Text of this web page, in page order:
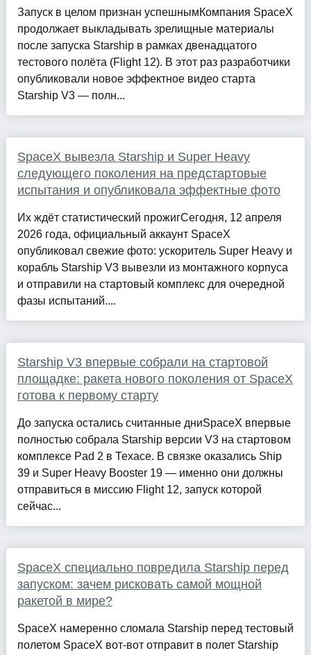
Запуск в целом признан успешнымКомпания SpaceX
продолжает выкладывать зрелищные материалы
после запуска Starship в рамках двенадцатого
тестового полёта (Flight 12). В этот раз разработчики
опубликовали новое эффектное видео старта
Starship V3 — полн...
SpaceX вывезла Starship и Super Heavy
следующего поколения на предстартовые
испытания и опубликовала эффектные фото
Их ждёт статистический прожигСегодня, 12 апреля
2026 года, официальный аккаунт SpaceX
опубликовал свежие фото: ускоритель Super Heavy и
корабль Starship V3 вывезли из монтажного корпуса
и отправили на стартовый комплекс для очередной
фазы испытаний....
Starship V3 впервые собрали на стартовой
площадке: ракета нового поколения от SpaceX
готова к первому старту
До запуска остались считанные дниSpaceX впервые
полностью собрала Starship версии V3 на стартовом
комплексе Pad 2 в Техасе. В связке оказались Ship
39 и Super Heavу Booster 19 — именно они должны
отправиться в миссию Flight 12, запуск которой
сейчас...
SpaceX специально повредила Starship перед
запуском: зачем рисковать самой мощной
ракетой в мире?
SpaceX намеренно сломала Starship перед тестовый
полетом SpaceX вот-вот отправит в полет Starship